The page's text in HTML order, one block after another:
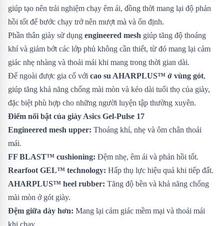
giúp tạo nên trải nghiệm chạy êm ái, đồng thời mang lại độ phản
hồi tốt để bước chạy trở nên mượt mà và ổn định.
Phần thân giày sử dụng engineered mesh giúp tăng độ thoáng
khí và giảm bớt các lớp phủ không cần thiết, từ đó mang lại cảm
giác nhẹ nhàng và thoải mái khi mang trong thời gian dài.
Đế ngoài được gia cố với cao su AHARPLUS™ ở vùng gót,
giúp tăng khả năng chống mài mòn và kéo dài tuổi thọ của giày,
đặc biệt phù hợp cho những người luyện tập thường xuyên.
Điểm nổi bật của giày Asics Gel-Pulse 17
Engineered mesh upper: Thoáng khí, nhẹ và ôm chân thoải
mái.
FF BLAST™ cushioning: Đệm nhẹ, êm ái và phản hồi tốt.
Rearfoot GEL™ technology: Hấp thụ lực hiệu quả khi tiếp đất.
AHARPLUS™ heel rubber: Tăng độ bền và khả năng chống
mài mòn ở gót giày.
Đệm giữa dày hơn: Mang lại cảm giác mềm mại và thoải mái
khi chạy.